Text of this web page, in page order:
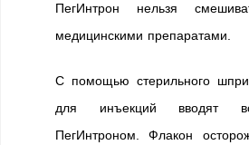
ПегИнтрон нельзя
медицинскими препаратами.
С помощью стерильного
для инъекций вводят
ПегИнтроном. Флакон